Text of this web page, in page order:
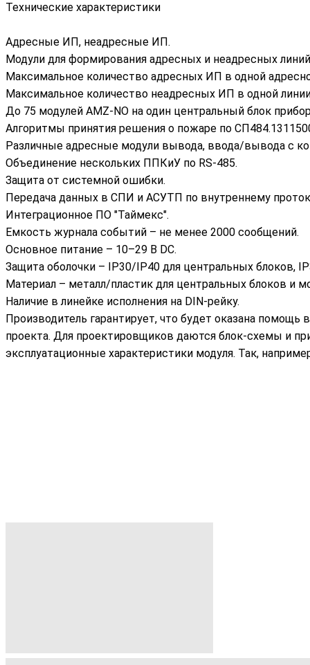
Технические характеристики
Адресные ИП, неадресные ИП.
Модули для формирования адресных и неадресных
Максимальное количество адресных ИП в одной
Максимальное количество неадресных ИП в одной
До 75 модулей AMZ-NO на один центральный блок
Алгоритмы принятия решения о пожаре по
Различные адресные модули вывода, ввода/вывода с
Объединение нескольких ППКиУ по RS-485.
Защита от системной ошибки.
Передача данных в СПИ и АСУТП по внутреннему
Интеграционное ПО "Таймекс".
Емкость журнала событий – не менее 2000 сообщений.
Основное питание – 10–29 В DC.
Защита оболочки – IP30/IP40 для центральных блоков,
Материал – металл/пластик для центральных блоков и
Наличие в линейке исполнения на DIN-рейку.
Производитель гарантирует, что будет оказана
проекта. Для проектировщиков даются блок-схемы и
эксплуатационные характеристики модуля. Так,